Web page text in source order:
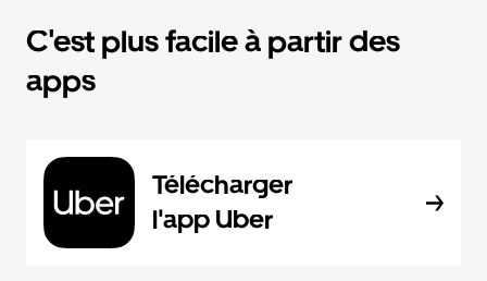
C'est plus facile à partir des
apps
Télécharger
l'app Uber